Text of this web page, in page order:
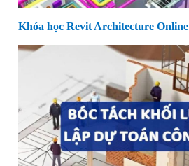
Khóa học Revit Architecture Online